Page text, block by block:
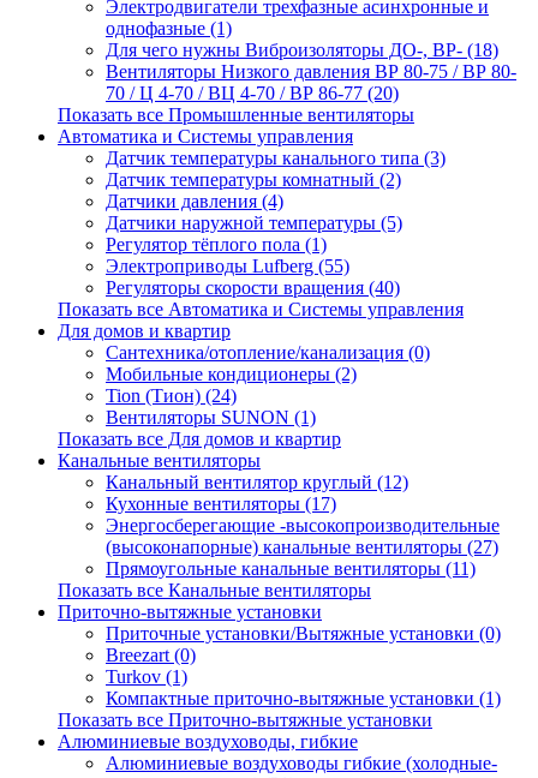
Электродвигатели трехфазные асинхронные и
однофазные (1)
Для чего нужны Виброизоляторы ДО-, ВР- (18)
Вентиляторы Низкого давления ВР 80-75 / ВР 80-
70 / Ц 4-70 / ВЦ 4-70 / ВР 86-77 (20)
Показать все Промышленные вентиляторы
Автоматика и Системы управления
Датчик температуры канального типа (3)
Датчик температуры комнатный (2)
Датчики давления (4)
Датчики наружной температуры (5)
Регулятор тёплого пола (1)
Электроприводы Lufberg (55)
Регуляторы скорости вращения (40)
Показать все Автоматика и Системы управления
Для домов и квартир
Сантехника/отопление/канализация (0)
Мобильные кондиционеры (2)
Tion (Тион) (24)
Вентиляторы SUNON (1)
Показать все Для домов и квартир
Канальные вентиляторы
Канальный вентилятор круглый (12)
Кухонные вентиляторы (17)
Энергосберегающие -высокопроизводительные
(высоконапорные) канальные вентиляторы (27)
Прямоугольные канальные вентиляторы (11)
Показать все Канальные вентиляторы
Приточно-вытяжные установки
Приточные установки/Вытяжные установки (0)
Breezart (0)
Turkov (1)
Компактные приточно-вытяжные установки (1)
Показать все Приточно-вытяжные установки
Алюминиевые воздуховоды, гибкие
Алюминиевые воздуховоды гибкие (холодные-